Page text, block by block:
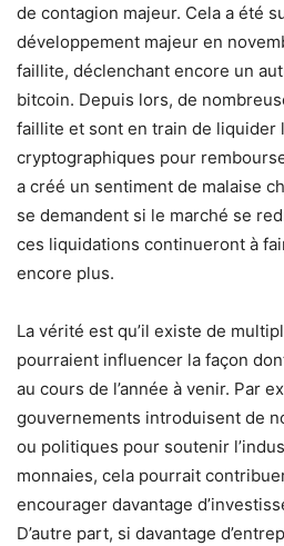
de contagion majeur. Cela a été
développement majeur en
faillite, déclenchant encore un
bitcoin. Depuis lors, de
faillite et sont en train de liquider
cryptographiques pour
a créé un sentiment de malaise
se demandent si le marché se
ces liquidations continueront à
encore plus.
La vérité est qu’il existe de
pourraient influencer la façon
au cours de l’année à venir. Par
gouvernements introduisent de
ou politiques pour soutenir
monnaies, cela pourrait
encourager davantage
D’autre part, si davantage